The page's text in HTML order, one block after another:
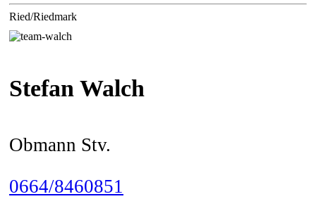
Ried/Riedmark
Stefan Walch
Obmann Stv.
0664/8460851